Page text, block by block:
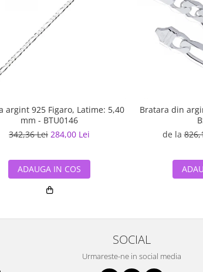
argint 925 Figaro, Latime: 5,40
mm - BTU0146
342,36 Lei 284,00 Lei
ADAUGA IN COS
Bratara din
de la
SOCIAL
Urmareste-ne in social media